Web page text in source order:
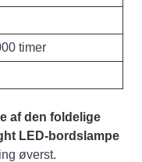
timer
af den foldelige
LED-bordslampe
øverst.